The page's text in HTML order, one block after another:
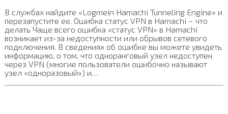
В службах найдите «Logmein Hamachi Tunneling Engine» и
перезапустите ее. Ошибка статус VPN в Hamachi – что
делать Чаще всего ошибка «статус VPN» в Hamachi
возникает из-за недоступности или обрывов сетевого
подключения. В сведениях об ошибке вы можете увидеть
информацию, о том, что одноранговый узел недоступен
через VPN (многие пользователи ошибочно называют
узел «одноразовый») и…